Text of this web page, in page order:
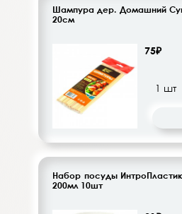
Шампура дер. Домашний
20см
75₽
Набор посуды
200мл 10шт